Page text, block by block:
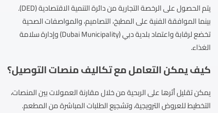
يتم الحصول على الرخصة التجارية من دائرة التنمية الاقتصادية (DED).
بينما الموافقة الفنية على المطبخ، التصاميم، والمواصفات الصحية
تخضع لرقابة واعتماد بلدية دبي (Dubai Municipality) وإدارة سلامة
الغذاء.
كيف يمكن التعامل مع تكاليف منصات التوصيل؟
يمكن تقليل أثرها على الربحية من خلال مقارنة العمولات بين المنصات،
التخطيط للعروض الترويجية، وتشجيع الطلبات المباشرة من المطعم.